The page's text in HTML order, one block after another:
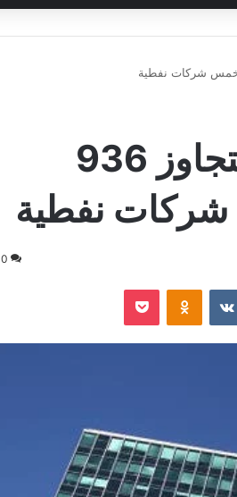
إيطاليا تفرض غرامات قياسية تتجاوز 936
شركات نفطية
0
‏VKontakte
Odnoklassniki
‫Pocket